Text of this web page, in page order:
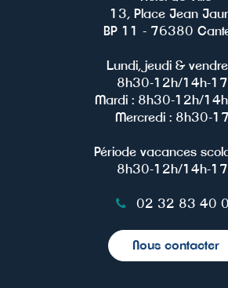
13, Place Jean
BP 11 - 76380
Lundi, jeudi &
8h30-12h/14h-
Mardi : 8h30-12h/
Mercredi : 8h30-
Période vacances
8h30-12h/14h-
02 32 83 40
Nous contacter